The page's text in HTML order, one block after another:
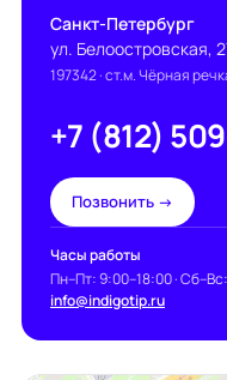
Санкт-Петербург
ул. Белоостровская,
197342· ст.м. Чёрная
+7 (812)
Позвонить →
Часы работы
Пн–Пт: 9:00–18:00 ·
info@indigotip.ru